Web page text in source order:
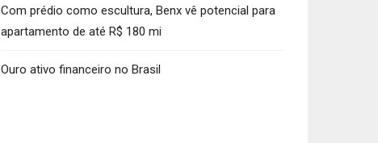
Com prédio como escultura, Benx vê potencial para
apartamento de até R$ 180 mi
Ouro ativo financeiro no Brasil